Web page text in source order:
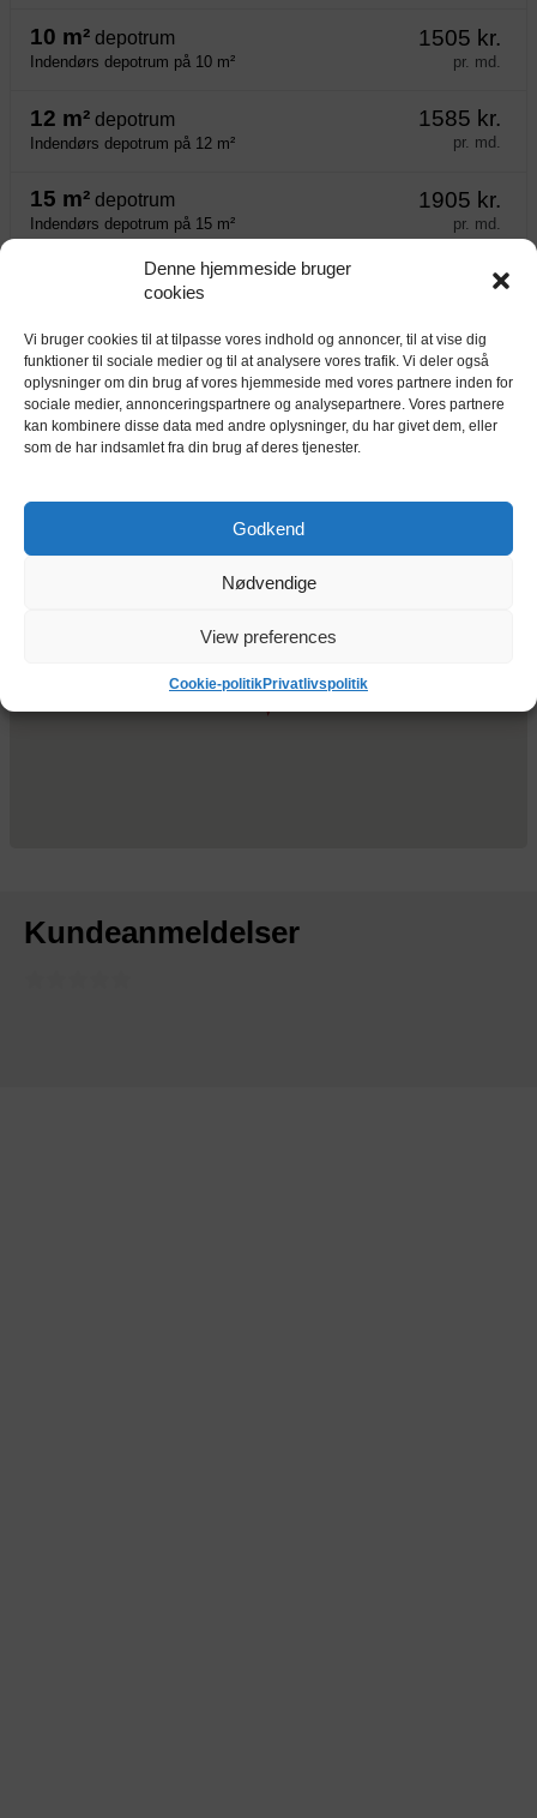
Denne hjemmeside bruger
cookies
Vi bruger cookies til at tilpasse vores indhold og annoncer, til at vise dig
funktioner til sociale medier og til at analysere vores trafik. Vi deler også
oplysninger om din brug af vores hjemmeside med vores partnere inden for
sociale medier, annonceringspartnere og analysepartnere. Vores partnere
kan kombinere disse data med andre oplysninger, du har givet dem, eller
som de har indsamlet fra din brug af deres tjenester.
Godkend
Nødvendige
View preferences
Cookie-politikPrivatlivspolitik
10 m² depotrum
Indendørs depotrum på 10 m²
1505 kr.
pr. md.
12 m² depotrum
Indendørs depotrum på 12 m²
1585 kr.
pr. md.
15 m² depotrum
Indendørs depotrum på 15 m²
1905 kr.
pr. md.
depotrum 2265 kr.
40 m²depotrum
Indendørs depotrum på 40 m²
3865 kr.
pr. md.
60 m²depotrum
Kort
Kundeanmeldelser